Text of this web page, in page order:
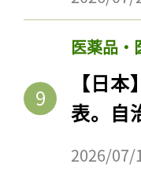
医薬品・
【日
表。自
2026/07/